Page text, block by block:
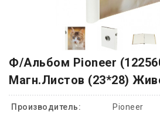
Ф/Альбом Pioneer
Магн.листов (23*28)
Производитель:
Pioneer